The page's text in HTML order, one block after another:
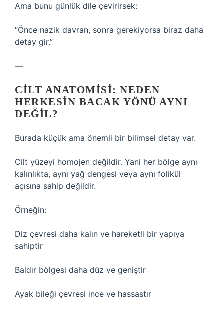
Ama bunu günlük dile çevirirsek:
“Önce nazik davran, sonra gerekiyorsa biraz daha
detay gir.”
—
CILT ANATOMISI: NEDEN
HERKESIN BACAK YÖNÜ AYNI
DEĞIL?
Burada küçük ama önemli bir bilimsel detay var.
Cilt yüzeyi homojen değildir. Yani her bölge aynı
kalınlıkta, aynı yağ dengesi veya aynı folikül
açısına sahip değildir.
Örneğin:
Diz çevresi daha kalın ve hareketli bir yapıya
sahiptir
Baldır bölgesi daha düz ve geniştir
Ayak bileği çevresi ince ve hassastır